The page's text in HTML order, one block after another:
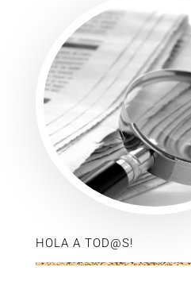
HOLA A TOD@S!